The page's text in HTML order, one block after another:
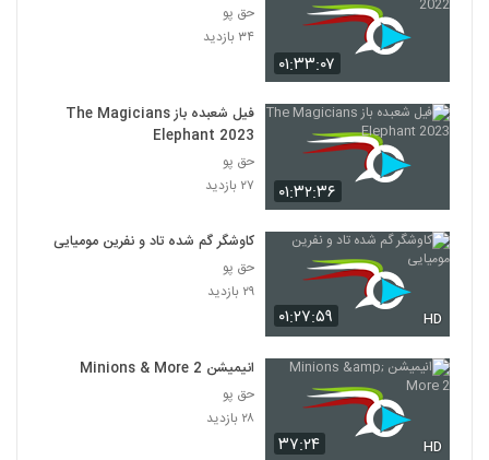
۰۱:۳۳:۰۷
حق پو
۳۴ بازدید
۰۱:۳۲:۳۶
فیل شعبده باز The Magicians
Elephant 2023
حق پو
۲۷ بازدید
۰۱:۲۷:۵۹ HD
کاوشگر گم شده تاد و نفرین مومیایی
حق پو
۲۹ بازدید
۳۷:۲۴ HD
انیمیشن Minions & More 2
حق پو
۲۸ بازدید